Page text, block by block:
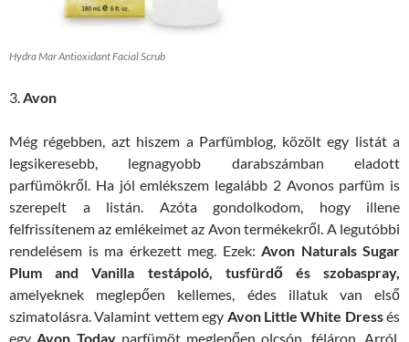
Hydra Mar Antioxidant Facial Scrub
3.Avon
Még régebben, azt hiszem a Parfümblog, közölt egy listát a
legsikeresebb, legnagyobb darabszámban eladott
parfümökről. Ha jól emlékszem legalább 2 Avonos parfüm is
szerepelt a listán. Azóta gondolkodom, hogy illene
felfrissítenem az emlékeimet az Avon termékekről. A legutóbbi
rendelésem is ma érkezett meg. Ezek: Avon Naturals Sugar
Plum and Vanilla testápoló, tusfürdő és szobaspray,
amelyeknek meglepően kellemes, édes illatuk van első
szimatolásra. Valamint vettem egy Avon Little White Dressés
egyAvon Todayparfümöt meglepően olcsón, féláron. Arról,